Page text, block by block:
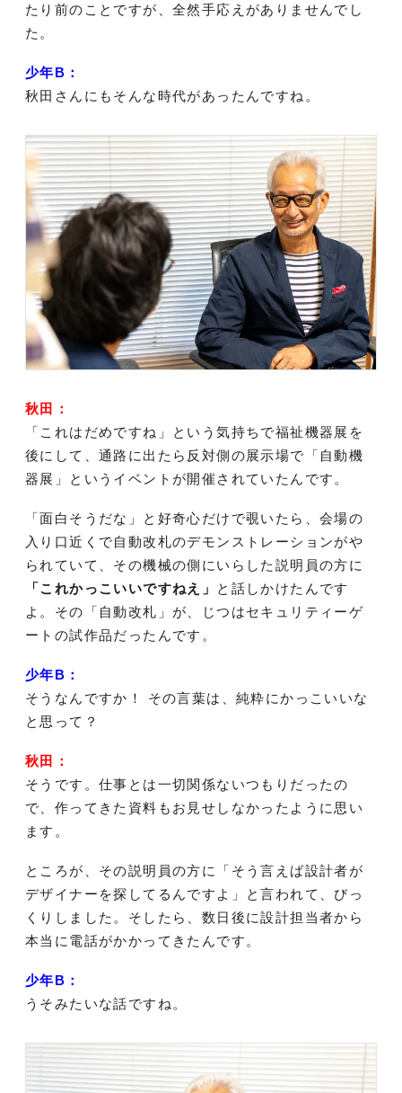
たり前のことですが、全然手応えがありませんでし
た。
少年B：
秋田さんにもそんな時代があったんですね。
秋田：
「これはだめですね」という気持ちで福祉機器展を
後にして、通路に出たら反対側の展示場で「自動機
器展」というイベントが開催されていたんです。
「面白そうだな」と好奇心だけで覗いたら、会場の
入り口近くで自動改札のデモンストレーションがや
られていて、その機械の側にいらした説明員の方に
「これかっこいいですねえ」
と話しかけたんです
よ。その「自動改札」が、じつはセキュリティーゲ
ートの試作品だったんです。
少年B：
そうなんですか！ その言葉は、純粋にかっこいいな
と思って？
秋田：
そうです。仕事とは一切関係ないつもりだったの
で、作ってきた資料もお見せしなかったように思い
ます。
ところが、その説明員の方に「そう言えば設計者が
デザイナーを探してるんですよ」と言われて、びっ
くりしました。そしたら、数日後に設計担当者から
本当に電話がかかってきたんです。
少年B：
うそみたいな話ですね。